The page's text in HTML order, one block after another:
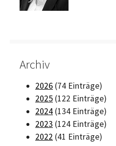
Archiv
2026 (74 Einträge)
2025 (122 Einträge)
2024 (134 Einträge)
2023 (124 Einträge)
2022 (41 Einträge)